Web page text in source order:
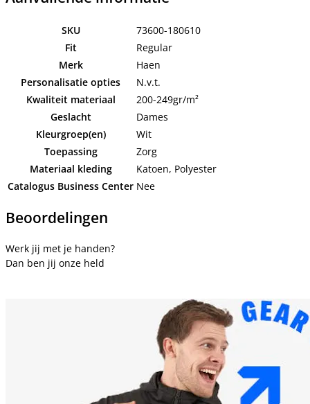
SKU
73600-180610
Fit
Regular
Merk
Haen
Personalisatie opties
N.v.t.
Kwaliteit materiaal
200-249gr/m²
Geslacht
Dames
Kleurgroep(en)
Wit
Toepassing
Zorg
Materiaal kleding
Katoen, Polyester
Catalogus Business Center Nee
Beoordelingen
Werk jij met je handen?
Dan ben jij onze held